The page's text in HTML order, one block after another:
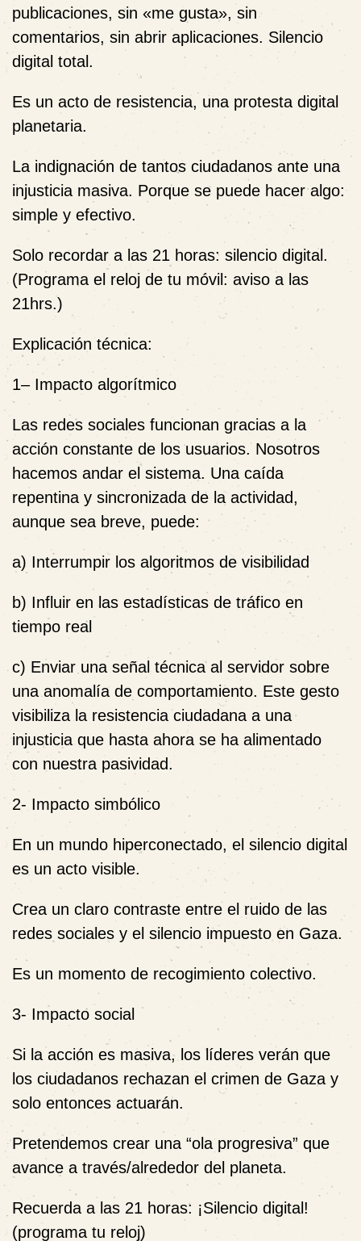
publicaciones, sin «me gusta», sin
comentarios, sin abrir aplicaciones. Silencio
digital total .
Es un acto de resistencia, una protesta digital
planetaria.
La indignación de tantos ciudadanos ante una
injusticia masiva. Porque se puede hacer algo:
simple y efectivo.
Solo recordar a las 21 horas: silencio digital .
(Programa el reloj de tu móvil: aviso a las
21hrs.)
Explicación técnica:
1– Impacto algorítmico
Las redes sociales funcionan gracias a la
acción constante de los usuarios. Nosotros
hacemos andar el sistema. Una caída
repentina y sincronizada de la actividad,
aunque sea breve, puede:
a) Interrumpir los algoritmos de visibilidad
b) Influir en las estadísticas de tráfico en
tiempo real
c) Enviar una señal técnica al servidor sobre
una anomalía de comportamiento. Este gesto
visibiliza la resistencia ciudadana a una
injusticia que hasta ahora se ha alimentado
con nuestra pasividad.
2- Impacto simbólico
En un mundo hiperconectado, el silencio digital
es un acto visible.
Crea un claro contraste entre el ruido de las
redes sociales y el silencio impuesto en Gaza.
Es un momento de recogimiento colectivo.
3- Impacto social
Si la acción es masiva, los líderes verán que
los ciudadanos rechazan el crimen de Gaza y
solo entonces actuarán.
Pretendemos crear una “ola progresiva” que
avance a través/alrededor del planeta.
Recuerda a las 21 horas: ¡Silencio digital!
(programa tu reloj)